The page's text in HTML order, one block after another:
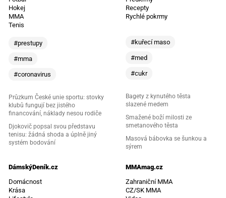
Hokej
MMA
Tenis
#prestupy
#mma
#coronavirus
Průzkum České unie sportu: stovky
klubů fungují bez jistého
financování, náklady nesou rodiče
Djokovič popsal svou představu
tenisu: žádná shoda a úplně jiný
systém bodování
Recepty
Rychlé pokrmy
#kuřecí maso
#med
#cukr
Bagety z kynutého těsta
slazené medem
Smažené boží milosti ze
smetanového těsta
Masová bábovka se šunkou a
sýrem
DámskýDeník.cz
Domácnost
Krása
MMAmag.cz
Zahraniční MMA
CZ/SK MMA